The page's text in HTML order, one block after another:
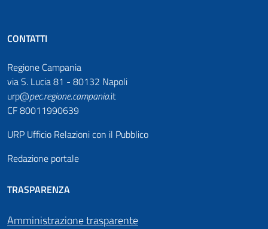
CONTATTI
Regione Campania
via S. Lucia 81 - 80132 Napoli
urp@pec.regione.campania.it
CF 80011990639
URP Ufficio Relazioni con il Pubblico
Redazione portale
TRASPARENZA
Amministrazione trasparente